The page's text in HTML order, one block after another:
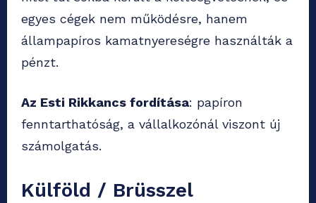
egyes cégek nem működésre, hanem
állampapíros kamatnyereségre használták a
pénzt.
Az Esti Rikkancs fordítása: papíron
fenntarthatóság, a vállalkozónál viszont új
számolgatás.
Külföld / Brüsszel